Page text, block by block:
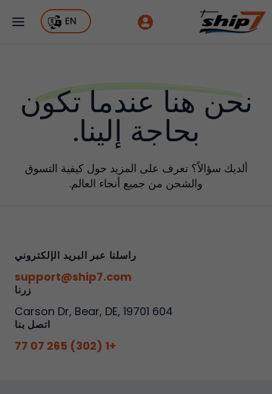
EN
نحن هنا عندما تكون
بحاجة إلينا.
ألديك سؤالاً؟ تعرف على المزيد حول كيفية التسوق
والشحن من جميع أنحاء العالم.
راسلنا عبر البريد الإلكتروني
support@ship7.com
زرنا
604 Carson Dr, Bear, DE, 19701
اتصل بنا
+1 (302) 265 07 77